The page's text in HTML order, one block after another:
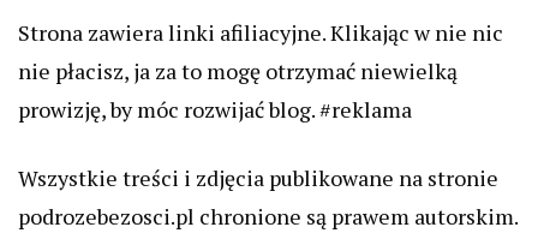
Strona zawiera linki afiliacyjne. Klikając w nie nic
nie płacisz, ja za to mogę otrzymać niewielką
prowizję, by móc rozwijać blog. #reklama
Wszystkie treści i zdjęcia publikowane na stronie
podrozebezosci.pl chronione są prawem autorskim.